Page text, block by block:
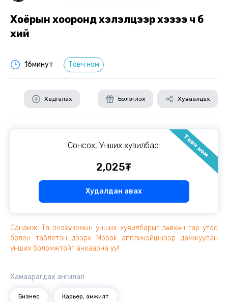
Хоёрын хооронд хэлэлцээр хэзээ ч бүү
хий
16минут Товч ном
Хадгалах Бэлэглэх Хуваалцах
Товч ном
Сонсох, Унших хувилбар:
2,025₮
Худалдан авах
Санамж: Та энэхүү номын унших хувилбарыг зөвхөн гар утас
болон таблетэн дээрх Mbook аппликэйшнээр дамжуулан
унших боломжтойг анхаарна уу!
Хамаарагдах ангилал
Бизнес Карьер, амжилт